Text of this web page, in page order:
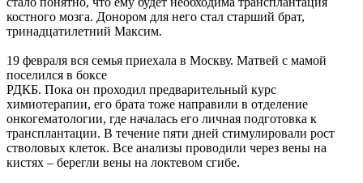
костного мозга. Донором для него стал старший брат,
тринадцатилетний Максим.
19 февраля вся семья приехала в Москву. Матвей с мамой
поселился в боксе
РДКБ. Пока он проходил предварительный курс
химиотерапии, его брата тоже направили в отделение
онкогематологии, где началась его личная подготовка к
трансплантации. В течение пяти дней стимулировали рост
стволовых клеток. Все анализы проводили через вены на
кистях – берегли вены на локтевом сгибе.